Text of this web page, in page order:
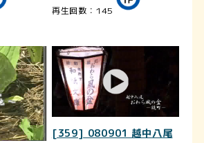
再生回数：145
[359] 080901 越中八尾